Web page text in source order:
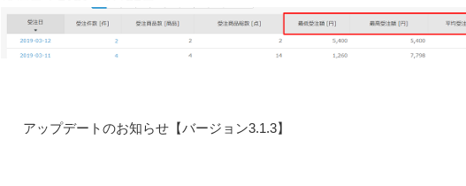
過
アップデートのお知らせ【バージョン3.1.3】